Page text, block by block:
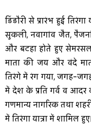
डिंडौरी से प्रारंभ हुई तिरंगा
सुकली, नवागांव जैत,
और बटहा होते हुए सेमरसल
माता की जय और वंदे
तिरंगे में रंग गया, जगह-
में देश के प्रति गर्व व आदर
गणमान्य नागरिक तथा
में तिरंगा यात्रा में शामिल